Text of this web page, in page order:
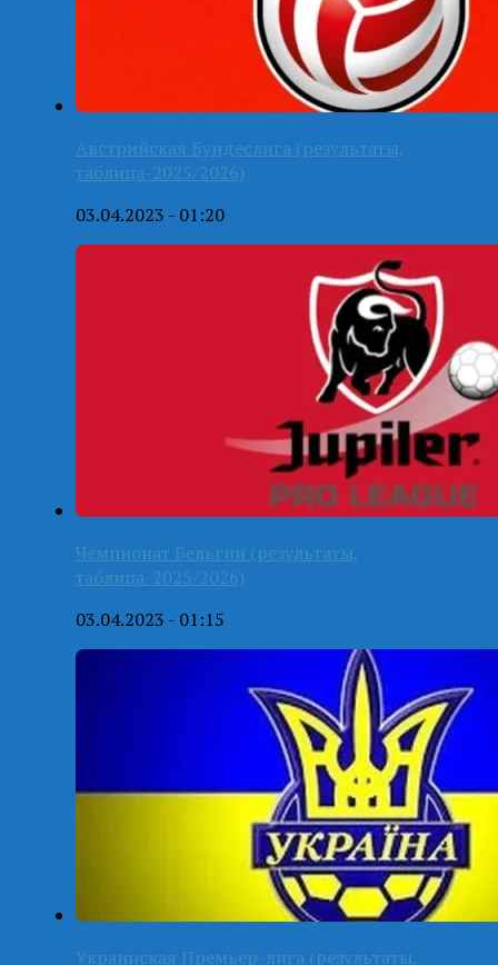
Австрийская Бундеслига (результаты,
таблица-2025/2026)
03.04.2023 - 01:20
Чемпионат Бельгии (результаты,
таблица-2025/2026)
03.04.2023 - 01:15
Украинская Премьер-лига (результаты,